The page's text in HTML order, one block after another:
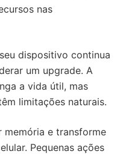
nas
dispositivo continua
um upgrade. A
a vida útil, mas
limitações naturais.
memória e transforme
Pequenas ações